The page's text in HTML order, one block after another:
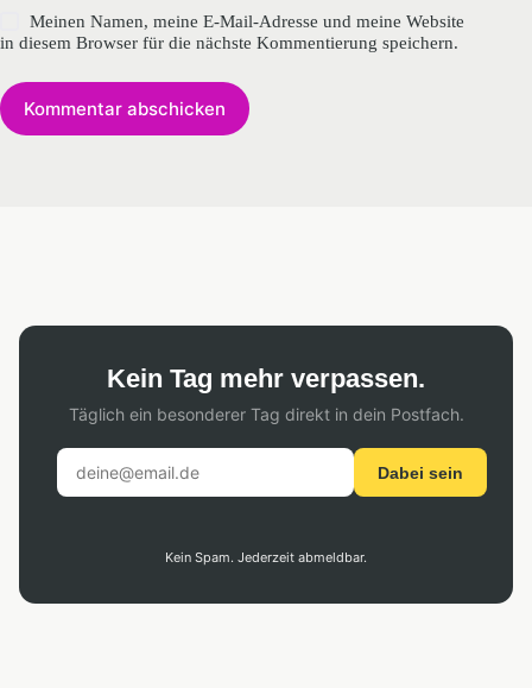
Meinen Namen, meine E-Mail-Adresse und meine Website
in diesem Browser für die nächste Kommentierung speichern.
Kommentar abschicken
Kein Tag mehr verpassen.
Täglich ein besonderer Tag direkt in dein Postfach.
Dabei sein
Kein Spam. Jederzeit abmeldbar.